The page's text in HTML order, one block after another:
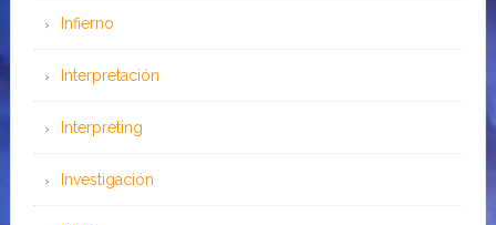
Infierno
Interpretación
Interpreting
Investigación